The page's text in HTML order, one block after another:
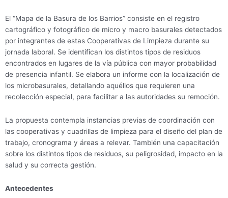
El “Mapa de la Basura de los Barrios” consiste en el registro
cartográfico y fotográfico de micro y macro basurales detectados
por integrantes de estas Cooperativas de Limpieza durante su
jornada laboral. Se identifican los distintos tipos de residuos
encontrados en lugares de la vía pública con mayor probabilidad
de presencia infantil. Se elabora un informe con la localización de
los microbasurales, detallando aquéllos que requieren una
recolección especial, para facilitar a las autoridades su remoción.
La propuesta contempla instancias previas de coordinación con
las cooperativas y cuadrillas de limpieza para el diseño del plan de
trabajo, cronograma y áreas a relevar. También una capacitación
sobre los distintos tipos de residuos, su peligrosidad, impacto en la
salud y su correcta gestión.
Antecedentes